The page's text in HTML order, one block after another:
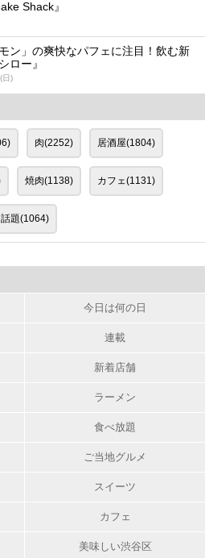
Shack』
ン」の爽快なパフェに注目！飲む新
ロー』
日)
肉(2252) 居酒屋(1804)
焼肉(1138) カフェ(1131)
題(1064)
今日は何の日
連載
新着店舗
ラーメン
食べ放題
ご当地グルメ
スイーツ
カフェ
美味しい渋谷区